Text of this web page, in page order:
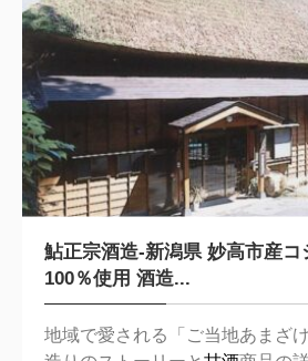
鮎正宗酒造-新潟県 妙高市産コ
100％使用 酒造...
地域で愛される「ご当地あまざけ